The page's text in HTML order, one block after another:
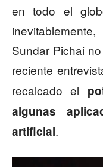
en todo el
Sundar Pichai
reciente
recalcado el
algunas
artificial.